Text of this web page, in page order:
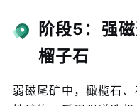
阶段5：强
榴子石
弱磁尾矿中，橄榄石